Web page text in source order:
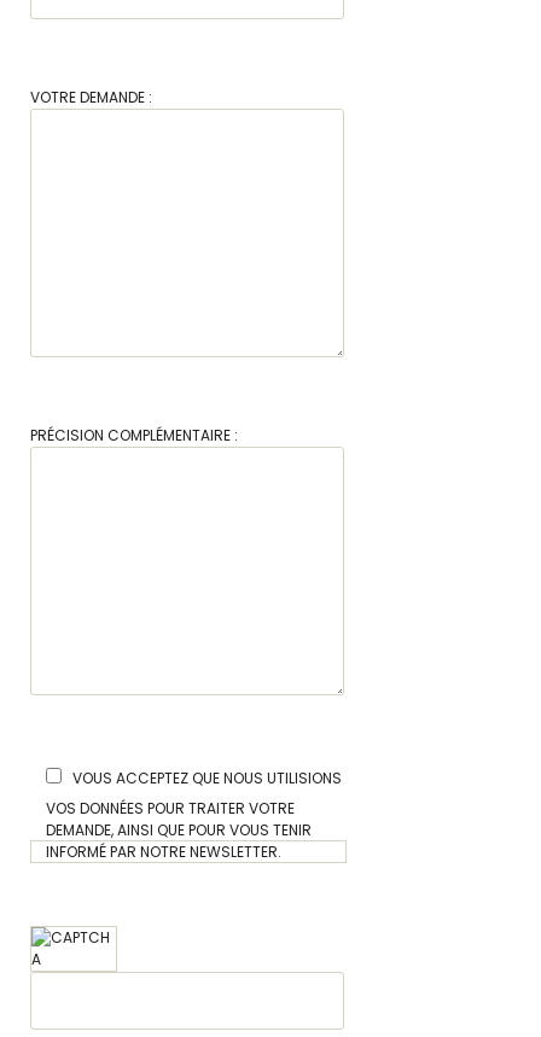
VOTRE DEMANDE :
PRÉCISION COMPLÉMENTAIRE :
VOUS ACCEPTEZ QUE NOUS UTILISIONS
VOS DONNÉES POUR TRAITER VOTRE
DEMANDE, AINSI QUE POUR VOUS TENIR
INFORMÉ PAR NOTRE NEWSLETTER.